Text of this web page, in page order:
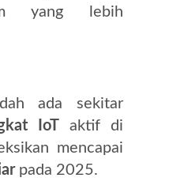
yang lebih
ada sekitar
IoT
aktif di
mencapai
pada 2025.